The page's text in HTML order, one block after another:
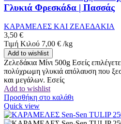
Γλυκιά Φρεσκάδα | Πασσάς
ΚΑΡΑΜΕΛΕΣ ΚΑΙ ΖΕΛΕΔΑΚΙΑ
3,50 €
Τιμή Κιλού 7,00 € /kg
Add to wishlist
Ζελεδάκια Μίνι 500g Εσείς επιλέγετε
πολύχρωμη γλυκιά απόλαυση που
και μεγάλων. Εσείς
Add to wishlist
Προσθήκη στο καλάθι
Quick view